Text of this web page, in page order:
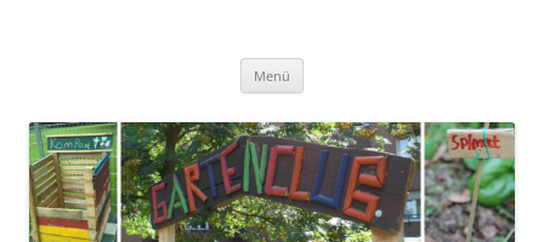
Menü